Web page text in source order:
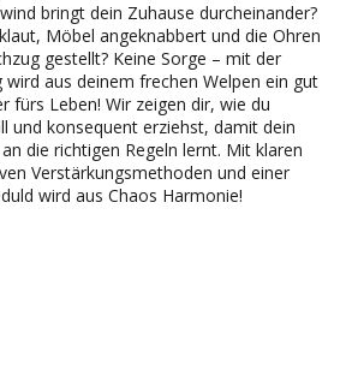
bringt dein Zuhause durcheinander?
Möbel angeknabbert und die Ohren
gestellt? Keine Sorge – mit der
wird aus deinem frechen Welpen ein gut
fürs Leben! Wir zeigen dir, wie du
und konsequent erziehst, damit dein
die richtigen Regeln lernt. Mit klaren
Verstärkungsmethoden und einer
wird aus Chaos Harmonie!